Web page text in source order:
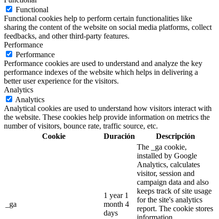
Functional
Functional cookies help to perform certain functionalities like
sharing the content of the website on social media platforms, collect
feedbacks, and other third-party features.
Performance
Performance
Performance cookies are used to understand and analyze the key
performance indexes of the website which helps in delivering a
better user experience for the visitors.
Analytics
Analytics
Analytical cookies are used to understand how visitors interact with
the website. These cookies help provide information on metrics the
number of visitors, bounce rate, traffic source, etc.
Cookie
Duración Descripción
_ga
1 year 1
month 4
days
The _ga cookie,
installed by Google
Analytics, calculates
visitor, session and
campaign data and also
keeps track of site usage
for the site's analytics
report. The cookie stores
information